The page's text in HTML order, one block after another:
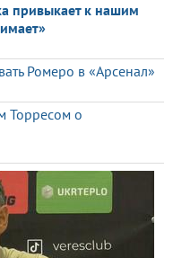
привыкает к нашим
Ромеро в «Арсенал»
Торресом о